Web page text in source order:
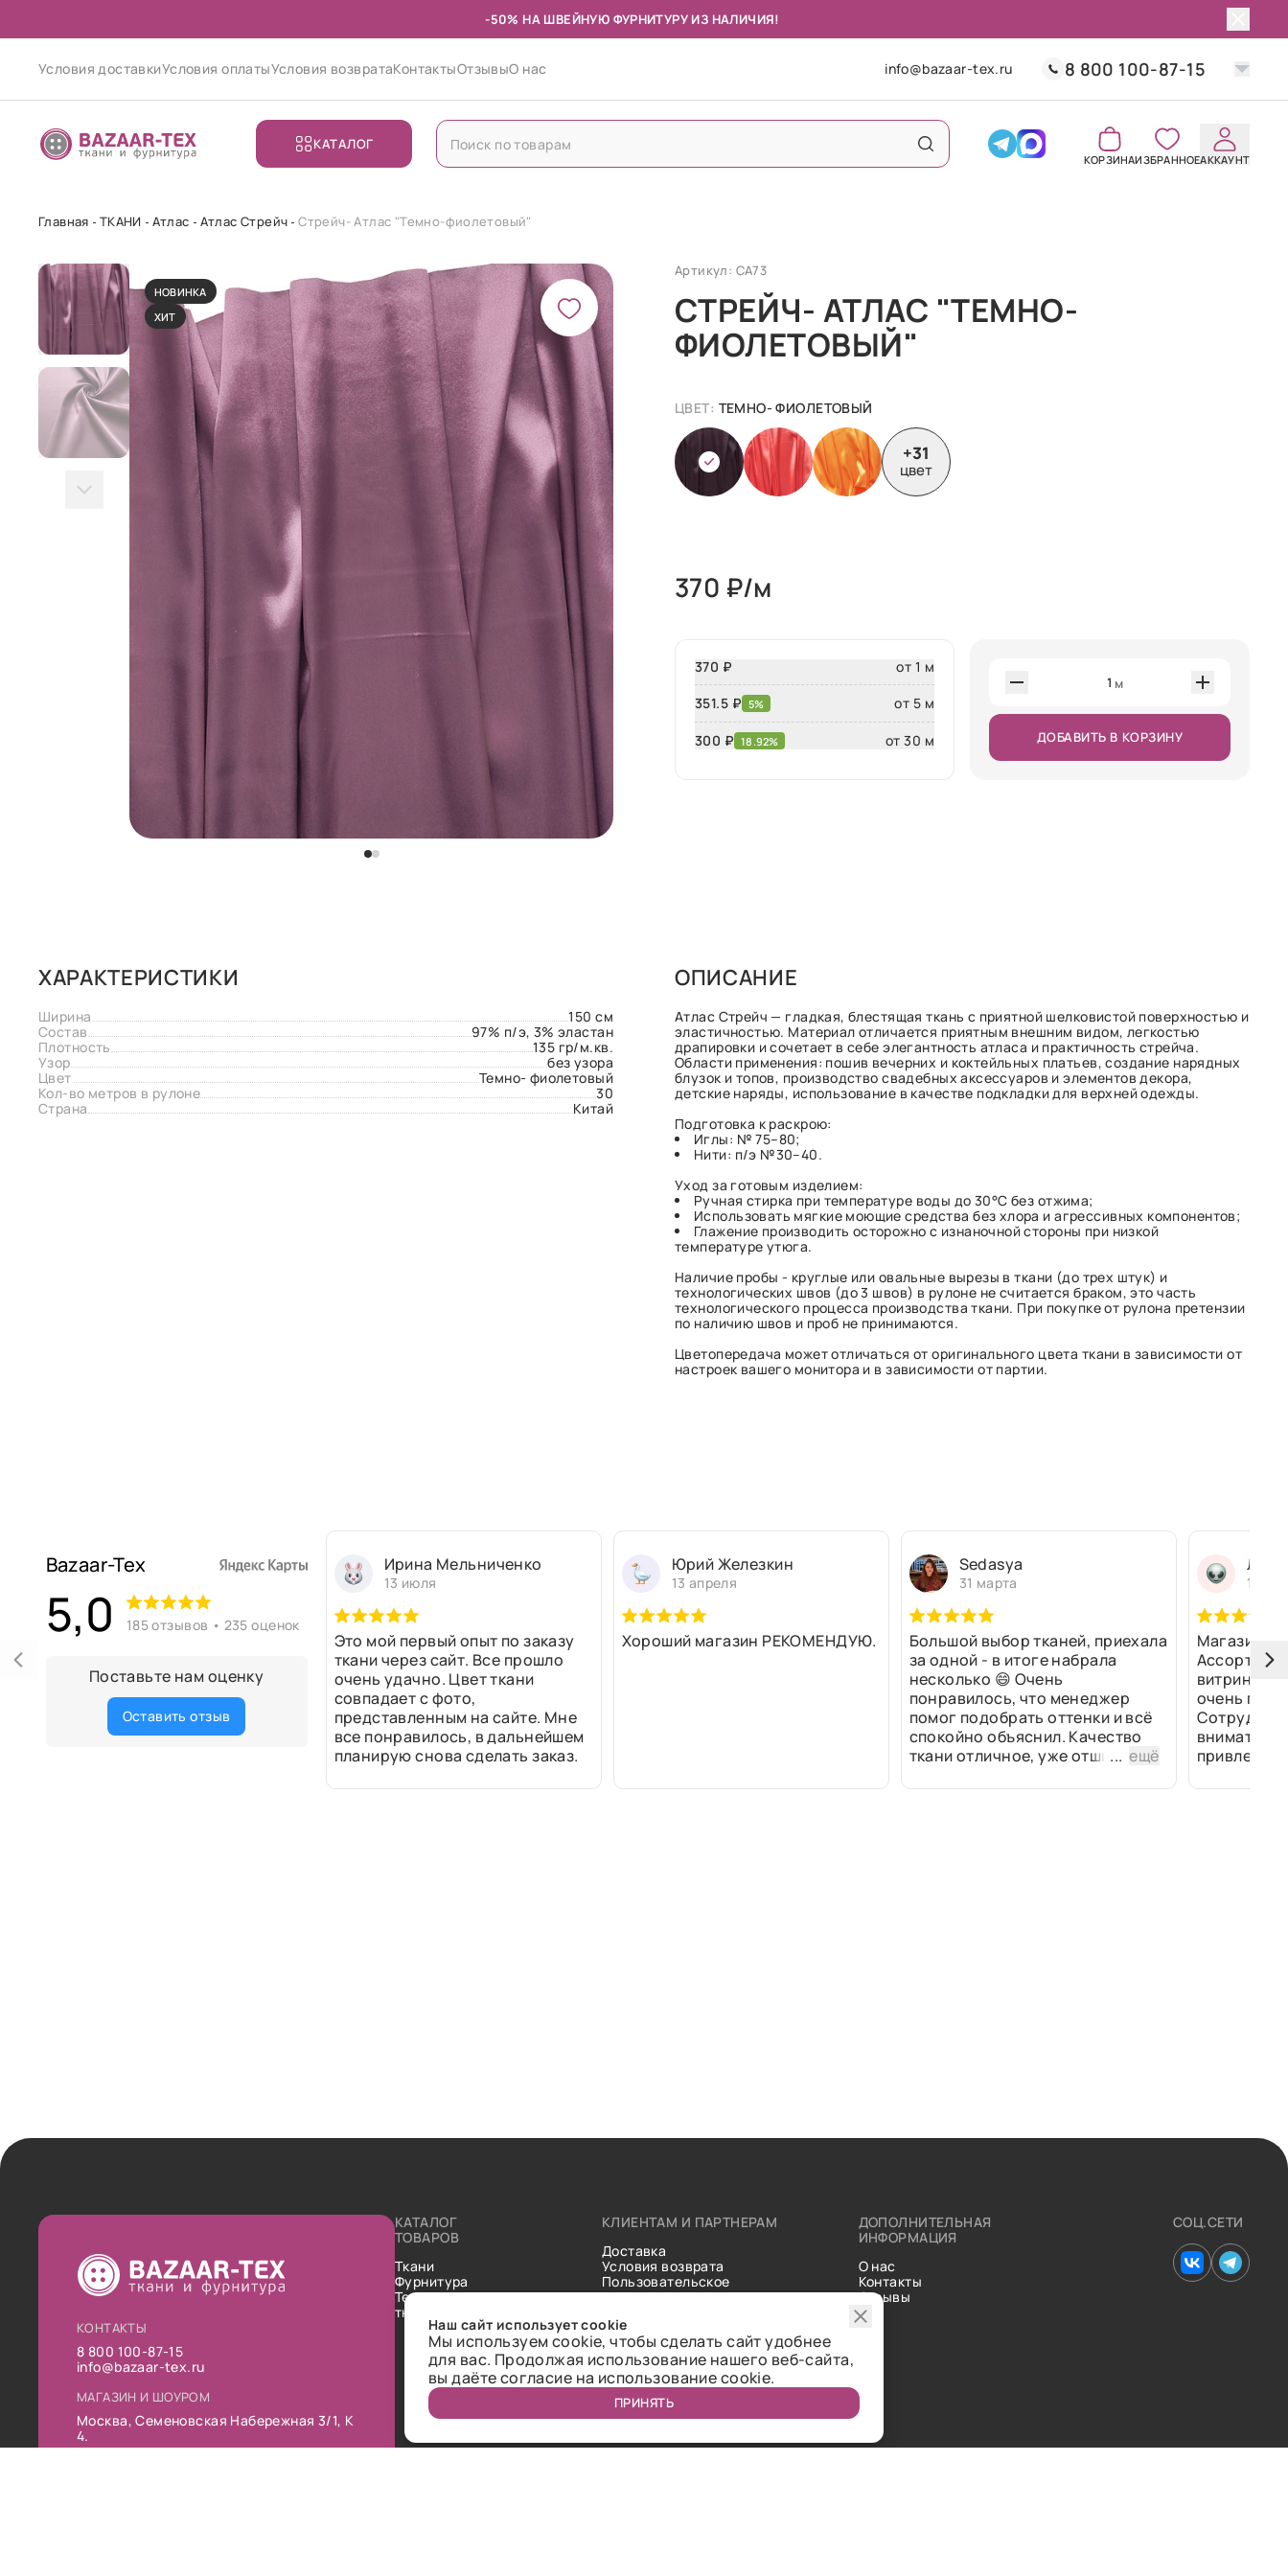
-50% НА ШВЕЙНУЮ ФУРНИТУРУ ИЗ НАЛИЧИЯ!
Условия доставкиУсловия оплатыУсловия возвратаКонтактыОтзывыО нас info@bazaar-tex.ru 8 800 100-87-15
КАТАЛОГ
КОРЗИНАИЗБРАННОЕАККАУНТ
Главная ТКАНИ Атлас Атлас Стрейч Стрейч- Атлас "Темно-фиолетовый"
НОВИНКА
ХИТ
Артикул: СА73
СТРЕЙЧ- АТЛАС "ТЕМНО-
ФИОЛЕТОВЫЙ"
ЦВЕТ: ТЕМНО- ФИОЛЕТОВЫЙ
+31
цвет
370 ₽/м
370 ₽
от 1 м
351.5 ₽ 5% от 5 м
300 ₽ 18.92% от 30 м
1 м
ДОБАВИТЬ В КОРЗИНУ
ХАРАКТЕРИСТИКИ
Ширина
150 см
Состав
97% п/э, 3% эластан
Плотность
135 гр/м.кв.
Узор
без узора
Цвет
Темно- фиолетовый
Кол-во метров в рулоне
30
Страна
Китай
ОПИСАНИЕ
Атлас Стрейч — гладкая, блестящая ткань с приятной шелковистой поверхностью и
эластичностью. Материал отличается приятным внешним видом, легкостью
драпировки и сочетает в себе элегантность атласа и практичность стрейча.
Области применения: пошив вечерних и коктейльных платьев, создание нарядных
блузок и топов, производство свадебных аксессуаров и элементов декора,
детские наряды, использование в качестве подкладки для верхней одежды.
Подготовка к раскрою:
Иглы: № 75–80;
Нити: п/э №30–40.
Уход за готовым изделием:
Ручная стирка при температуре воды до 30°C без отжима;
Использовать мягкие моющие средства без хлора и агрессивных компонентов;
Глажение производить осторожно с изнаночной стороны при низкой
температуре утюга.
Наличие пробы - круглые или овальные вырезы в ткани (до трех штук) и
технологических швов (до 3 швов) в рулоне не считается браком, это часть
технологического процесса производства ткани. При покупке от рулона претензии
по наличию швов и проб не принимаются.
Цветопередача может отличаться от оригинального цвета ткани в зависимости от
настроек вашего монитора и в зависимости от партии.
Bazaar-Tex
5,0 185 отзывов • 235 оценок
Поставьте нам оценку
Оставить отзыв
Ирина Мельниченко
13 июля
Это мой первый опыт по заказу
ткани через сайт. Все прошло
очень удачно. Цвет ткани
совпадает с фото,
представленным на сайте. Мне
все понравилось, в дальнейшем
планирую снова сделать заказ.
Юрий Железкин
13 апреля
Хороший магазин РЕКОМЕНДУЮ.
Sedasya
31 марта
Большой выбор тканей, приехала
за одной - в итоге набрала
несколько 😄 Очень
понравилось, что менеджер
помог подобрать оттенки и всё
спокойно объяснил. Качество
ткани отличное, уже отшили...ещё
13
Магазин
витринах
очень
привлек
рулоны
КОНТАКТЫ
8 800 100-87-15
info@bazaar-tex.ru
МАГАЗИН И ШОУРОМ
Москва, Семеновская Набережная 3/1, К
4.
КАТАЛОГ
ТОВАРОВ
Ткани
Фурнитура
Технические
ткани
КЛИЕНТАМ И ПАРТНЕРАМ
Доставка
Условия возврата
Пользовательское
соглашение
Статьи
ДОПОЛНИТЕЛЬНАЯ
ИНФОРМАЦИЯ
О нас
Контакты
Отзывы
СОЦ.СЕТИ
Наш сайт использует cookie
Мы используем cookie, чтобы сделать сайт удобнее
для вас. Продолжая использование нашего веб-сайта,
вы даёте согласие на использование cookie.
ПРИНЯТЬ